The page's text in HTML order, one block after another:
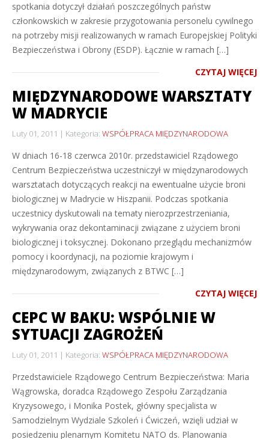
spotkania dotyczył działań poszczególnych państw
członkowskich w zakresie przygotowania personelu cywilnego
na potrzeby misji realizowanych w ramach Europejskiej Polityki
Bezpieczeństwa i Obrony (ESDP). Łącznie w ramach […]
CZYTAJ WIĘCEJ
MIĘDZYNARODOWE WARSZTATY
W MADRYCIE
Luty 01, 2011 Kategoria: WSPÓŁPRACA MIĘDZYNARODOWA
W dniach 16-18 czerwca 2010r. przedstawiciel Rządowego
Centrum Bezpieczeństwa uczestniczył w międzynarodowych
warsztatach dotyczących reakcji na ewentualne użycie broni
biologicznej w Madrycie w Hiszpanii. Podczas spotkania
uczestnicy dyskutowali na tematy nierozprzestrzeniania,
wykrywania oraz dekontaminacji związane z użyciem broni
biologicznej i toksycznej. Dokonano przeglądu mechanizmów
pomocy i koordynacji, na poziomie krajowym i
międzynarodowym, związanych z BTWC […]
CZYTAJ WIĘCEJ
CEPC W BAKU: WSPÓLNIE W
SYTUACJI ZAGROŻEŃ
Luty 01, 2011 Kategoria: WSPÓŁPRACA MIĘDZYNARODOWA
Przedstawiciele Rządowego Centrum Bezpieczeństwa: Maria
Wągrowska, doradca Rządowego Zespołu Zarządzania
Kryzysowego, i Monika Postek, główny specjalista w
Samodzielnym Wydziale Szkoleń i Ćwiczeń, wzięli udział w
posiedzeniu plenarnym Komitetu NATO ds. Planowania